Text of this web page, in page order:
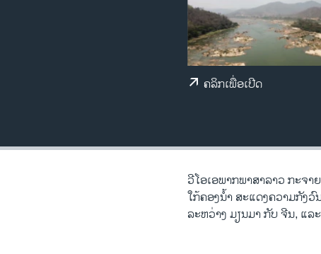
ວີດີໂອ
ຄລິກເພື່ອເປີດ
ວີ​ໂອ​ເອພາກ​ພາສາ​ລາວ​ ກະຈ
ໃກ້ຄອງນໍ້າ ສະແດງຄວາມກັງ
ລະຫວ່າງ ມຽນມາ ກັບ ຈີນ, ແ